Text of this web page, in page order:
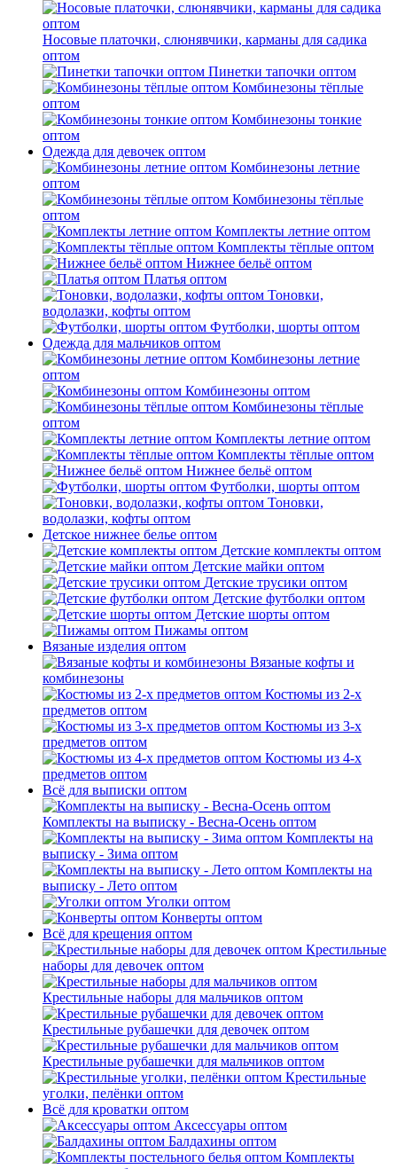
Носовые платочки, слюнявчики, карманы для садика
оптом
Пинетки тапочки оптом
Комбинезоны тёплые
оптом
Комбинезоны тонкие
оптом
Одежда для девочек оптом
Комбинезоны летние
оптом
Комбинезоны тёплые
оптом
Комплекты летние оптом
Комплекты тёплые оптом
Нижнее бельё оптом
Платья оптом
Тоновки,
водолазки, кофты оптом
Футболки, шорты оптом
Одежда для мальчиков оптом
Комбинезоны летние
оптом
Комбинезоны оптом
Комбинезоны тёплые
оптом
Комплекты летние оптом
Комплекты тёплые оптом
Нижнее бельё оптом
Футболки, шорты оптом
Тоновки,
водолазки, кофты оптом
Детское нижнее белье оптом
Детские комплекты оптом
Детские майки оптом
Детские трусики оптом
Детские футболки оптом
Детские шорты оптом
Пижамы оптом
Вязаные изделия оптом
Вязаные кофты и
комбинезоны
Костюмы из 2-х
предметов оптом
Костюмы из 3-х
предметов оптом
Костюмы из 4-х
предметов оптом
Всё для выписки оптом
Комплекты на выписку - Весна-Осень оптом
Комплекты на
выписку - Зима оптом
Комплекты на
выписку - Лето оптом
Уголки оптом
Конверты оптом
Всё для крещения оптом
Крестильные
наборы для девочек оптом
Крестильные наборы для мальчиков оптом
Крестильные рубашечки для девочек оптом
Крестильные рубашечки для мальчиков оптом
Крестильные
уголки, пелёнки оптом
Всё для кроватки оптом
Аксессуары оптом
Балдахины оптом
Комплекты